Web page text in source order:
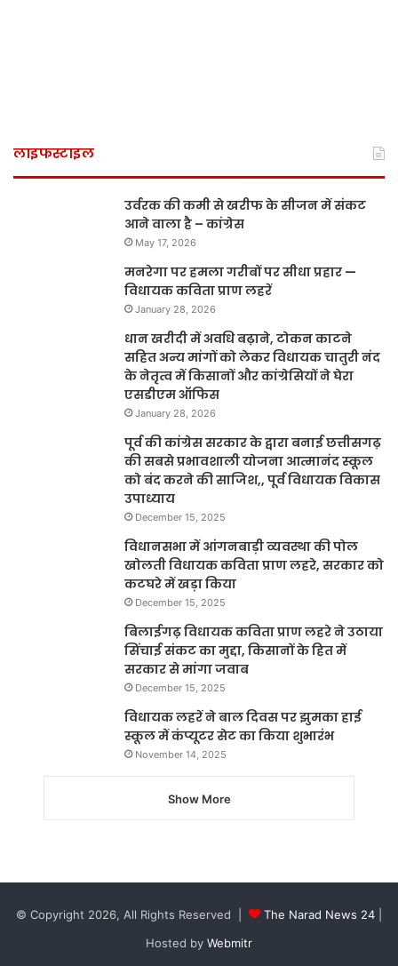
लाइफस्टाइल
उर्वरक की कमी से खरीफ के सीजन में संकट
आने वाला है – कांग्रेस
May 17, 2026
मनरेगा पर हमला गरीबों पर सीधा प्रहार —
विधायक कविता प्राण लहरें
January 28, 2026
धान खरीदी में अवधि बढ़ाने, टोकन काटने
सहित अन्य मांगों को लेकर विधायक चातुरी नंद
के नेतृत्व में किसानों और कांग्रेसियों ने घेरा
एसडीएम ऑफिस
January 28, 2026
पूर्व की कांग्रेस सरकार के द्वारा बनाई छत्तीसगढ़
की सबसे प्रभावशाली योजना आत्मानंद स्कूल
को बंद करने की साजिश,, पूर्व विधायक विकास
उपाध्याय
December 15, 2025
विधानसभा में आंगनबाड़ी व्यवस्था की पोल
खोलती विधायक कविता प्राण लहरे, सरकार को
कटघरे में खड़ा किया
December 15, 2025
बिलाईगढ़ विधायक कविता प्राण लहरे ने उठाया
सिंचाई संकट का मुद्दा, किसानों के हित में
सरकार से मांगा जवाब
December 15, 2025
विधायक लहरें ने बाल दिवस पर झुमका हाई
स्कूल में कंप्यूटर सेट का किया शुभारंभ
November 14, 2025
Show More
© Copyright 2026, All Rights Reserved | The Narad News 24
Hosted by Webmitr